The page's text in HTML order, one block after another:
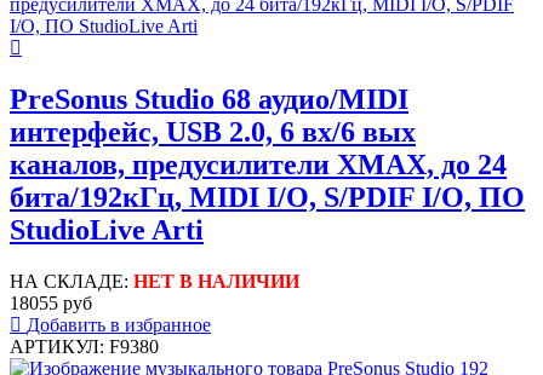
PreSonus Studio 68 аудио/MIDI
интерфейс, USB 2.0, 6 вх/6 вых
каналов, предусилители XMAX, до 24
бита/192кГц, MIDI I/O, S/PDIF I/O, ПО
StudioLive Arti
НА СКЛАДЕ: НЕТ В НАЛИЧИИ
18055 руб
Добавить в избранное
АРТИКУЛ: F9380